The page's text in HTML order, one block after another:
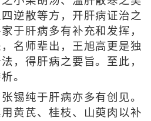
逆散等方，开肝病证治之
于肝病多有补充和发挥，
名师辈出，王旭高更是独
，得肝病之要旨。至此，
。
纯于肝病亦多有创见。
黄芪、桂枝、山萸肉以补